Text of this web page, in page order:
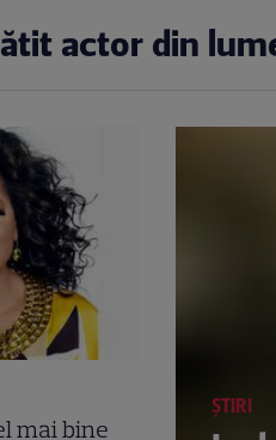
actor din
mai bine
ȘTIRI